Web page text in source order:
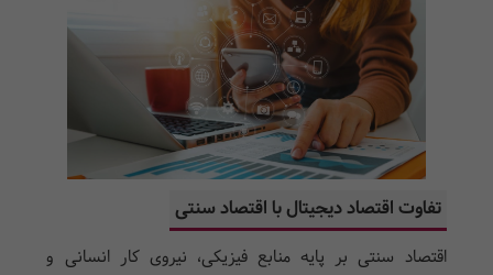
تفاوت اقتصاد دیجیتال با اقتصاد سنتی
اقتصاد سنتی بر پایه منابع فیزیکی، نیروی کار انسانی و